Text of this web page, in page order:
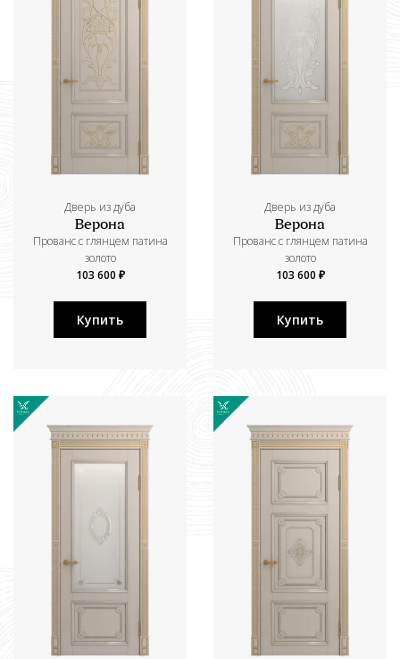
Дверь из дуба
Верона
Прованс с глянцем патина
золото
103 600 ₽
Купить
Дверь из дуба
Верона
Прованс с глянцем патина
золото
103 600 ₽
Купить